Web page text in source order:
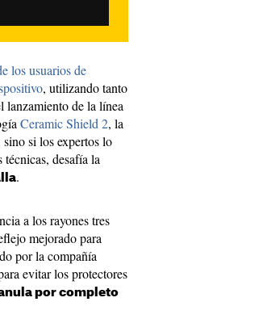
los usuarios de
, utilizando tanto
lanzamiento de la línea
Ceramic Shield 2, la
si los expertos lo
técnicas, desafía la
.
a los rayones tres
mejorado para
por la compañía
evitar los protectores
por completo